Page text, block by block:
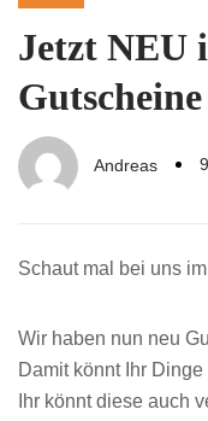
Jetzt NEU
Gutscheine
Andreas
Schaut mal bei uns
Wir haben nun neu
Damit könnt Ihr
Ihr könnt diese auch